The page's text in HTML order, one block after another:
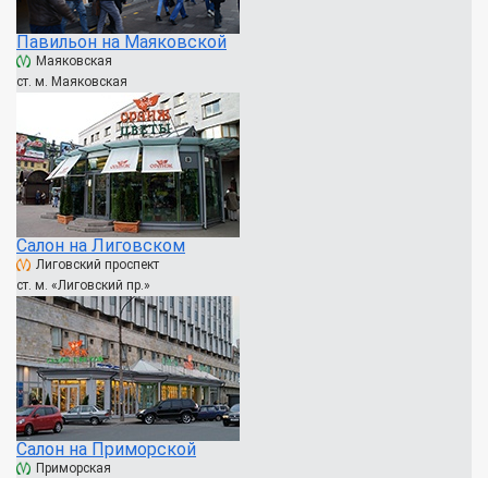
Павильон на Маяковской
Маяковская
ст. м. Маяковская
Салон на Лиговском
Лиговский проспект
ст. м. «Лиговский пр.»
Салон на Приморской
Приморская